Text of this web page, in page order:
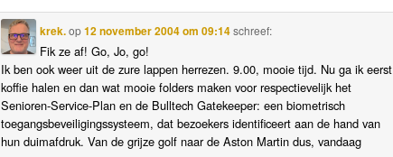
krek.op12 november 2004 om 09:14schreef:
Fik ze af! Go, Jo, go!
Ik ben ook weer uit de zure lappen herrezen. 9.00, mooie tijd. Nu ga ik eerst
koffie halen en dan wat mooie folders maken voor respectievelijk het
Senioren-Service-Plan en de Bulltech Gatekeeper: een biometrisch
toegangsbeveiligingssysteem, dat bezoekers identificeert aan de hand van
hun duimafdruk. Van de grijze golf naar de Aston Martin dus, vandaag